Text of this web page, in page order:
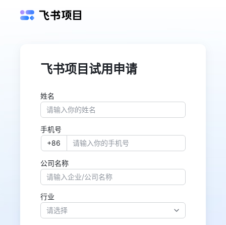
飞书项目试用申请
姓名
手机号
公司名称
行业
请选择